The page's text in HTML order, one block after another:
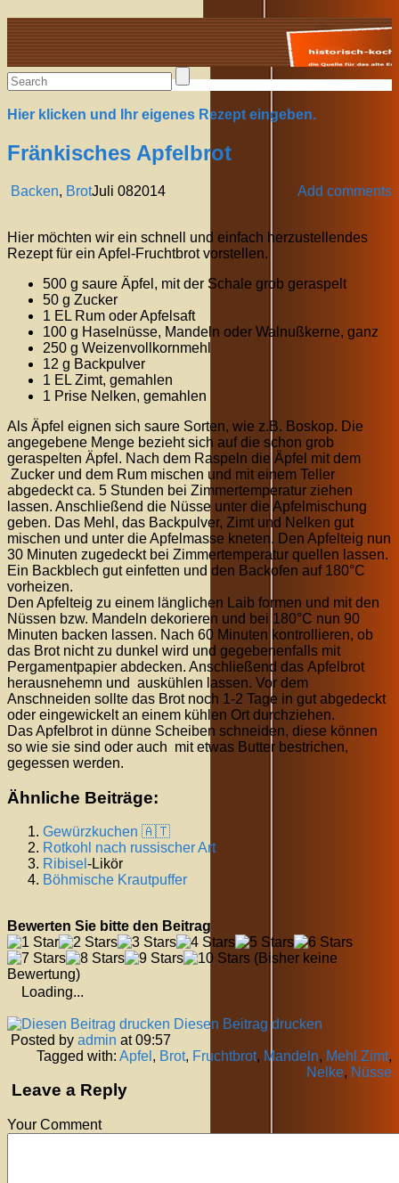
Alte Rezepte online
Hier klicken und Ihr eigenes Rezept eingeben.
Fränkisches Apfelbrot
Backen, Brot Add comments
Juli 082014
Hier möchten wir ein schnell und einfach herzustellendes
Rezept für ein Apfel-Fruchtbrot vorstellen.
500 g saure Äpfel, mit der Schale grob geraspelt
50 g Zucker
1 EL Rum oder Apfelsaft
100 g Haselnüsse, Mandeln oder Walnußkerne, ganz
250 g Weizenvollkornmehl
12 g Backpulver
1 EL Zimt, gemahlen
1 Prise Nelken, gemahlen
Als Äpfel eignen sich saure Sorten, wie z.B. Boskop. Die
angegebene Menge bezieht sich auf die schon grob
geraspelten Äpfel. Nach dem Raspeln die Äpfel mit dem
Zucker und dem Rum mischen und mit einem Teller
abgedeckt ca. 5 Stunden bei Zimmertemperatur ziehen
lassen. Anschließend die Nüsse unter die Apfelmischung
geben. Das Mehl, das Backpulver, Zimt und Nelken gut
mischen und unter die Apfelmasse kneten. Den Apfelteig nun
30 Minuten zugedeckt bei Zimmertemperatur quellen lassen.
Ein Backblech gut einfetten und den Backofen auf 180°C
vorheizen.
Den Apfelteig zu einem länglichen Laib formen und mit den
Nüssen bzw. Mandeln dekorieren und bei 180°C nun 90
Minuten backen lassen. Nach 60 Minuten kontrollieren, ob
das Brot nicht zu dunkel wird und gegebenenfalls mit
Pergamentpapier abdecken. Anschließend das Apfelbrot
herausnehemn und auskühlen lassen. Vor dem
Anschneiden sollte das Brot noch 1-2 Tage in gut abgedeckt
oder eingewickelt an einem kühlen Ort durchziehen.
Das Apfelbrot in dünne Scheiben schneiden, diese können
so wie sie sind oder auch mit etwas Butter bestrichen,
gegessen werden.
Ähnliche Beiträge:
Gewürzkuchen 🇦🇹
Rotkohl nach russischer Art
Ribisel -Likör
Böhmische Krautpuffer
Bewerten Sie bitte den Beitrag
(Bisher keine
Bewertung)
Loading...
Diesen Beitrag drucken
Posted by admin at 09:57
Tagged with: Apfel , Brot, Fruchtbrot, Mandeln, Mehl Zimt,
Nelke, Nüsse
Leave a Reply
Your Comment